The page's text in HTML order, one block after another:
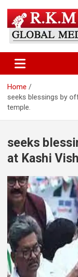
content
Latest
News –
and the World
Home
seeks blessings by
temple.
seeks
at Kashi